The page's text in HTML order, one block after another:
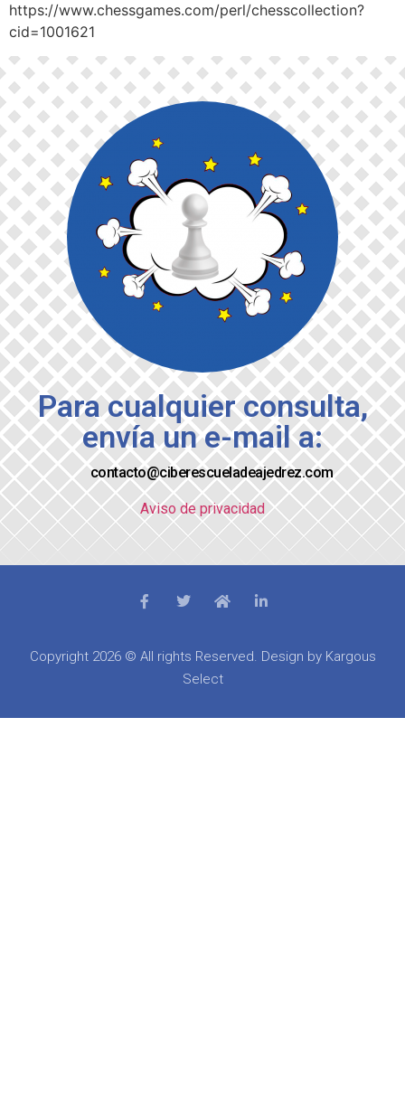
https://www.chessgames.com/perl/chesscollection?
cid=1001621
Para cualquier consulta,
envía un e-mail a:
contacto@ciberescueladeajedrez.com
Aviso de privacidad
Copyright 2026 © All rights Reserved. Design by Kargous
Select